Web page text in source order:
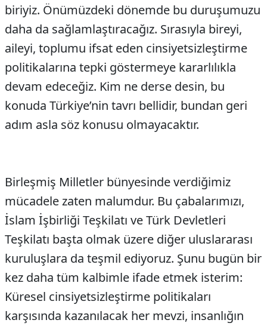
biriyiz. Önümüzdeki dönemde bu duruşumuzu
daha da sağlamlaştıracağız. Sırasıyla bireyi,
aileyi, toplumu ifsat eden cinsiyetsizleştirme
politikalarına tepki göstermeye kararlılıkla
devam edeceğiz. Kim ne derse desin, bu
konuda Türkiye’nin tavrı bellidir, bundan geri
adım asla söz konusu olmayacaktır.
Birleşmiş Milletler bünyesinde verdiğimiz
mücadele zaten malumdur. Bu çabalarımızı,
İslam İşbirliği Teşkilatı ve Türk Devletleri
Teşkilatı başta olmak üzere diğer uluslararası
kuruluşlara da teşmil ediyoruz. Şunu bugün bir
kez daha tüm kalbimle ifade etmek isterim:
Küresel cinsiyetsizleştirme politikaları
karşısında kazanılacak her mevzi, insanlığın